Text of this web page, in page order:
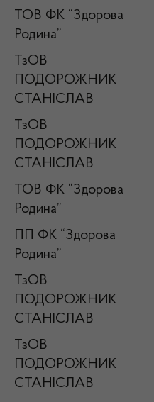
ТОВ ФК “Здорова
Родина”
ТзОВ
ПОДОРОЖНИК
СТАНІСЛАВ
ТзОВ
ПОДОРОЖНИК
СТАНІСЛАВ
ТОВ ФК “Здорова
Родина”
ПП ФК “Здорова
Родина”
ТзОВ
ПОДОРОЖНИК
СТАНІСЛАВ
ТзОВ
ПОДОРОЖНИК
СТАНІСЛАВ